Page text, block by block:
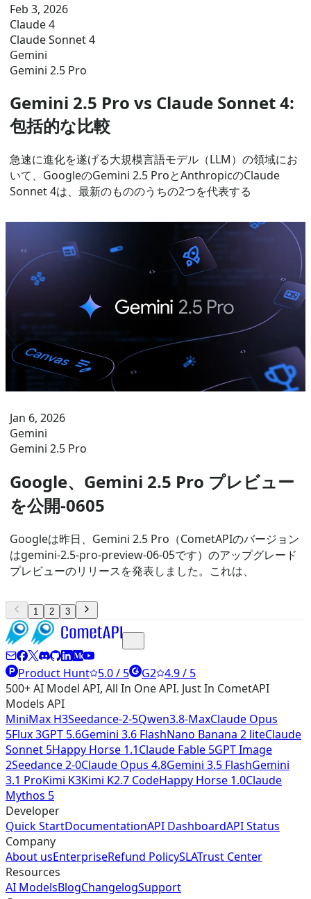
Feb 3, 2026
Claude 4
Claude Sonnet 4
Gemini
Gemini 2.5 Pro
Gemini 2.5 Pro vs Claude Sonnet 4:
包括的な比較
急速に進化を遂げる大規模言語モデル（LLM）の領域にお
いて、GoogleのGemini 2.5 ProとAnthropicのClaude
Sonnet 4は、最新のもののうちの2つを代表する
Jan 6, 2026
Gemini
Gemini 2.5 Pro
Google、Gemini 2.5 Pro プレビュー
を公開-0605
Googleは昨日、Gemini 2.5 Pro（CometAPIのバージョン
はgemini-2.5-pro-preview-06-05です）のアップグレード
プレビューのリリースを発表しました。これは、
1 2 3
Product Hunt 5.0 / 5 G2 4.9 / 5
500+ AI Model API, All In One API. Just In CometAPI
Models API
MiniMax H3Seedance-2-5Qwen3.8-MaxClaude Opus
5Flux 3GPT 5.6Gemini 3.6 FlashNano Banana 2 liteClaude
Sonnet 5Happy Horse 1.1Claude Fable 5GPT Image
2Seedance 2-0Claude Opus 4.8Gemini 3.5 FlashGemini
3.1 ProKimi K3Kimi K2.7 CodeHappy Horse 1.0Claude
Mythos 5
Developer
Quick StartDocumentationAPI DashboardAPI Status
Company
About usEnterpriseRefund PolicySLATrust Center
Resources
AI ModelsBlogChangelogSupport